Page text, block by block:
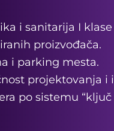
i sanitarija I klase
proizvođača.
i parking mesta.
projektovanja i
po sistemu “ključ